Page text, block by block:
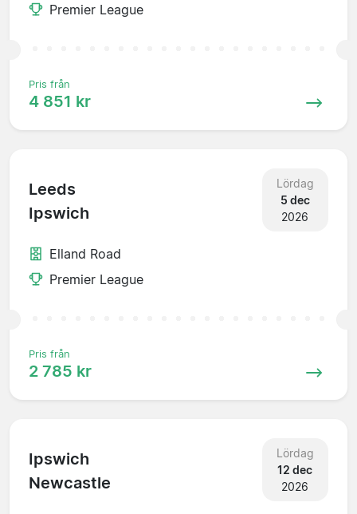
Premier League
Pris från
4 851 kr
Leeds
Ipswich
Lördag
5 dec
2026
Elland Road
Premier League
Pris från
2 785 kr
Ipswich
Newcastle
Lördag
12 dec
2026